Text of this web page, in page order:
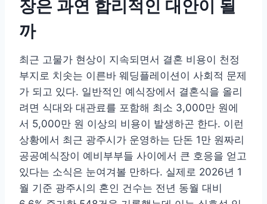
장은 과연 합리적인 대안이 될
까
최근 고물가 현상이 지속되면서 결혼 비용이 천정
부지로 치솟는 이른바 웨딩플레이션이 사회적 문제
가 되고 있다. 일반적인 예식장에서 결혼식을 올리
려면 식대와 대관료를 포함해 최소 3,000만 원에
서 5,000만 원 이상의 비용이 발생하곤 한다. 이런
상황에서 최근 광주시가 운영하는 단돈 1만 원짜리
공공예식장이 예비부부들 사이에서 큰 호응을 얻고
있다는 소식은 눈여겨볼 만하다. 실제로 2026년 1
월 기준 광주시의 혼인 건수는 전년 동월 대비